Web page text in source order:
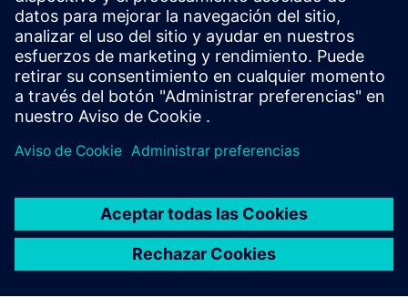
Sistema de control
Datos de la línea de producción
Procedimientos operativos estándar
Interfaces